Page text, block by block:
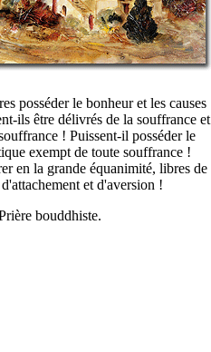
posséder le bonheur et les causes
ils être délivrés de la souffrance et
! Puissent-il posséder le
exempt de toute souffrance !
en la grande équanimité, libres de
et d'aversion !
bouddhiste.